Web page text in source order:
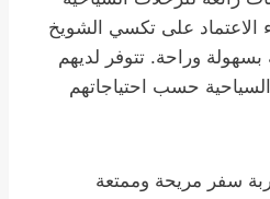
الاعتماد على تكسي الشويخ
وراحة. تتوفر لديهم
حسب احتياجاتهم
سفر مريحة وممتعة